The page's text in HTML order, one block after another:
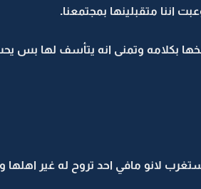
متقبلينها بمجتمعنا.
بكلامه وتمنى انه يتأسف لها بس
لانو مافي احد تروح له غير اهلها